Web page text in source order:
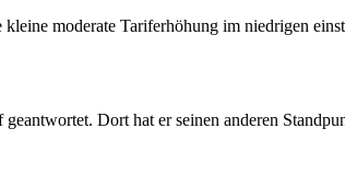
moderate Tariferhöhung im niedrigen
Dort hat er seinen anderen